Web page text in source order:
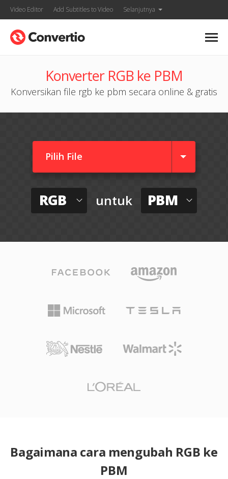
Video Editor Add Subtitles to Video Selanjutnya
Konverter RGB ke PBM
Konversikan file rgb ke pbm secara online & gratis
Pilih File
RGB untuk PBM
Bagaimana cara mengubah RGB ke
PBM